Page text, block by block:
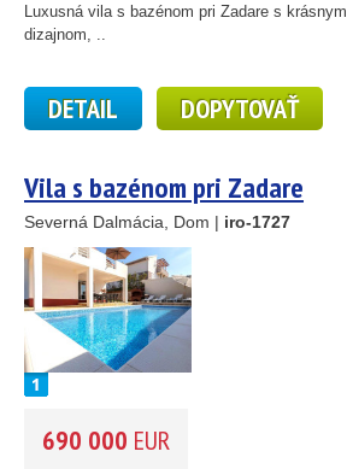
Luxusná vila s bazénom pri Zadare s krásnym
dizajnom, ..
DETAIL DOPYTOVAŤ
Vila s bazénom pri Zadare
Severná Dalmácia, Dom | iro-1727
690 000 EUR